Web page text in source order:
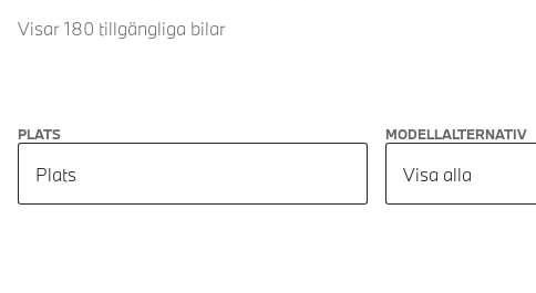
Visar 180 tillgängliga bilar
PLATS
Plats
MODELLALTERNATIV
Visa alla